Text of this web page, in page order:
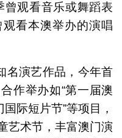
曾观看音乐或舞蹈表
看本澳举办的演唱
名演艺作品，今年首
作举办如“第一届澳
际短片节”等项目，
艺术节，丰富澳门演